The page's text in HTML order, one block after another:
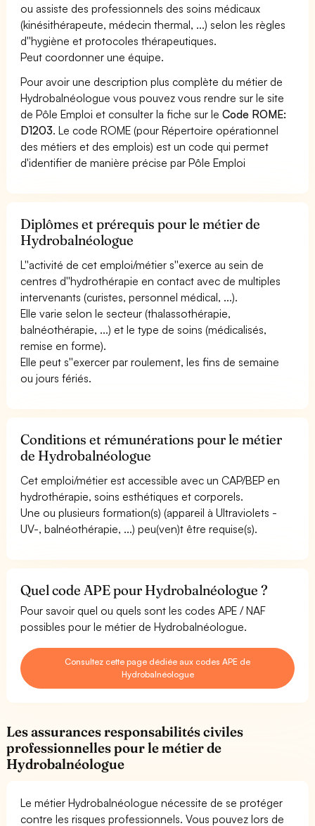
ou assiste des professionnels des soins médicaux
(kinésithérapeute, médecin thermal, ...) selon les règles
d''hygiène et protocoles thérapeutiques.
Peut coordonner une équipe.
Pour avoir une description plus complète du métier de
Hydrobalnéologue vous pouvez vous rendre sur le site
de Pôle Emploi et consulter la fiche sur leCode ROME:
D1203. Le code ROME (pour Répertoire opérationnel
des métiers et des emplois) est un code qui permet
d'identifier de manière précise par Pôle Emploi
Diplômes et prérequis pour le métier de
Hydrobalnéologue
L''activité de cet emploi/métier s''exerce au sein de
centres d''hydrothérapie en contact avec de multiples
intervenants (curistes, personnel médical, ...).
Elle varie selon le secteur (thalassothérapie,
balnéothérapie, ...) et le type de soins (médicalisés,
remise en forme).
Elle peut s''exercer par roulement, les fins de semaine
ou jours fériés.
Conditions et rémunérations pour le métier
de Hydrobalnéologue
Cet emploi/métier est accessible avec un CAP/BEP en
hydrothérapie, soins esthétiques et corporels.
Une ou plusieurs formation(s) (appareil à Ultraviolets -
UV-, balnéothérapie, ...) peu(ven)t être requise(s).
Quel code APE pour Hydrobalnéologue ?
Pour savoir quel ou quels sont les codes APE / NAF
possibles pour le métier de Hydrobalnéologue.
Consultez cette page dédiée aux codes APE de
Hydrobalnéologue
Les assurances responsabilités civiles
professionnelles pour le métier de
Hydrobalnéologue
Le métier Hydrobalnéologue nécessite de se protéger
contre les risques professionnels. Vous pouvez lors de